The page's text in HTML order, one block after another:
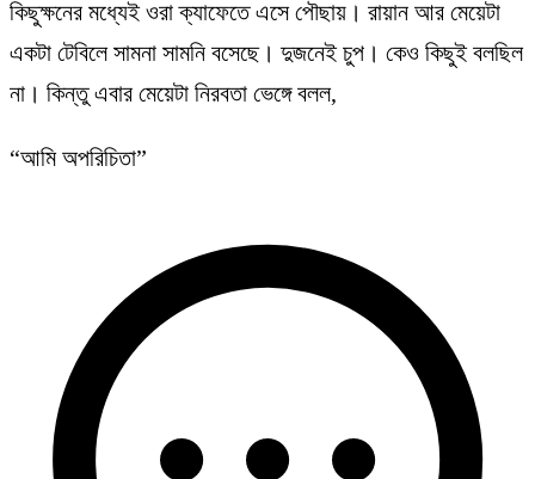
কিছুক্ষনের মধ্যেই ওরা ক্যাফেতে এসে পৌছায়। রায়ান আর মেয়েটা
একটা টেবিলে সামনা সামনি বসেছে। দুজনেই চুপ। কেও কিছুই বলছিল
না। কিন্তু এবার মেয়েটা নিরবতা ভেঙ্গে বলল,
“আমি অপরিচিতা”